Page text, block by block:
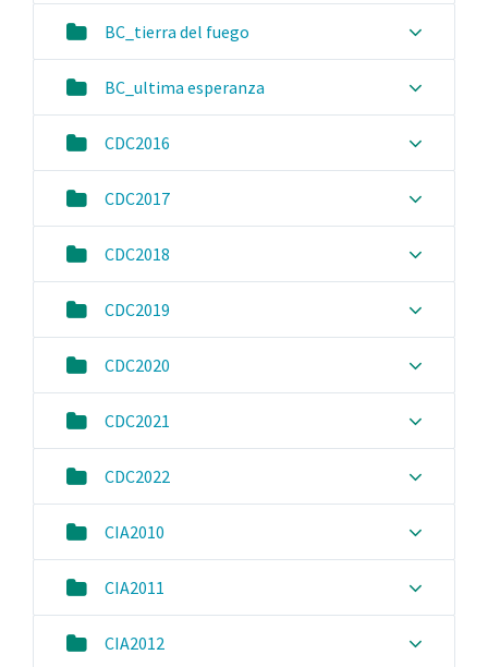
BC_tierra del fuego
BC_ultima esperanza
CDC2016
CDC2017
CDC2018
CDC2019
CDC2020
CDC2021
CDC2022
CIA2010
CIA2011
CIA2012